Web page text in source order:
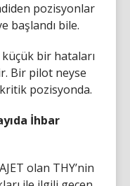
pozisyonlar
başlandı bile.
bir hataları
Bir pilot neyse
pozisyonda.
İhbar
olan THY’nin